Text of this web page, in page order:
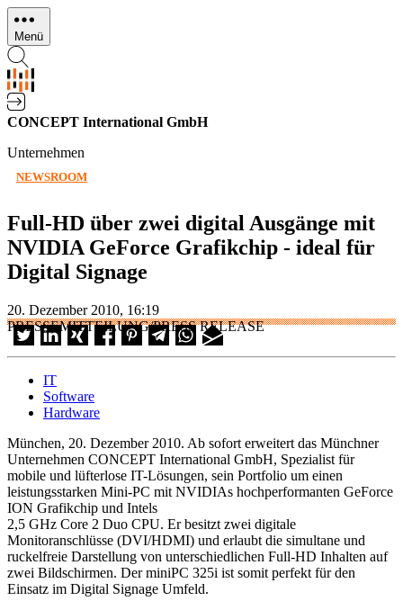
Direkt
zum
Inhalt
Menü
CONCEPT International GmbH
Unternehmen
NEWSROOM
Full-HD über zwei digital Ausgänge mit
NVIDIA GeForce Grafikchip - ideal für
Digital Signage
20. Dezember 2010, 16:19
PRESSEMITTEILUNG/PRESS RELEASE
IT
Software
Hardware
München, 20. Dezember 2010. Ab sofort erweitert das Münchner
Unternehmen CONCEPT International GmbH, Spezialist für
mobile und lüfterlose IT-Lösungen, sein Portfolio um einen
leistungsstarken Mini-PC mit NVIDIAs hochperformanten GeForce
ION Grafikchip und Intels
2,5 GHz Core 2 Duo CPU. Er besitzt zwei digitale
Monitoranschlüsse (DVI/HDMI) und erlaubt die simultane und
ruckelfreie Darstellung von unterschiedlichen Full-HD Inhalten auf
zwei Bildschirmen. Der miniPC 325i ist somit perfekt für den
Einsatz im Digital Signage Umfeld.